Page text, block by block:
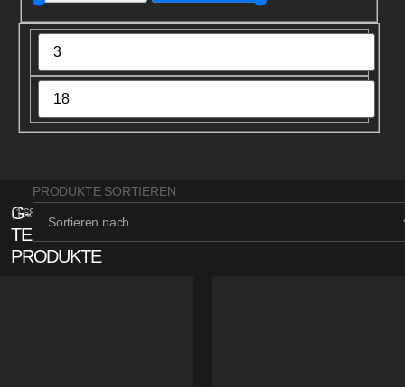
G-
TECH
PRODUKTE
(168
PRODUKTE SORTIEREN